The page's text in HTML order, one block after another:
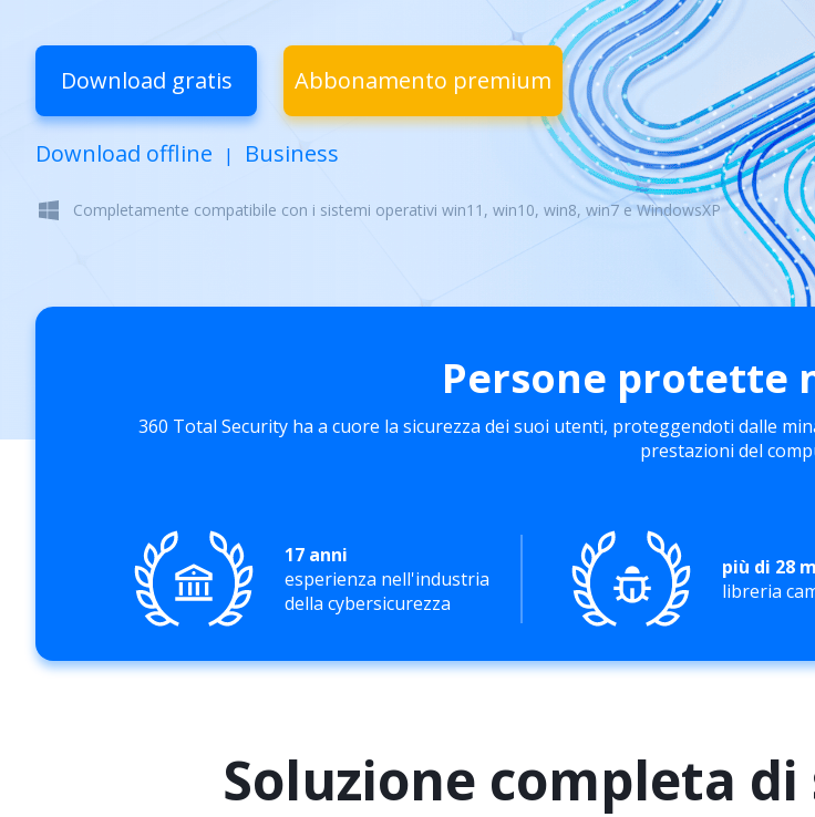
Download gratis Abbonamento premium
Download offline | Business
Completamente compatibile con i sistemi operativi win11, win10, win8, win7 e WindowsXP
Persone protette
360 Total Security ha a cuore la sicurezza dei suoi utenti, proteggendoti dalle
prestazioni del
17 anni
esperienza nell'industria
della cybersicurezza
più di 28
libreria
Soluzione completa di